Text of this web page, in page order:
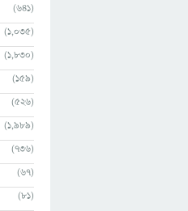
(641)
(1,035)
(1,830)
(159)
(526)
(1,989)
(736)
(67)
(81)